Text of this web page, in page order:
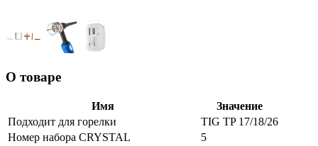
О товаре
Имя
Значение
Подходит для горелки
TIG TP 17/18/26
Номер набора CRYSTAL
5